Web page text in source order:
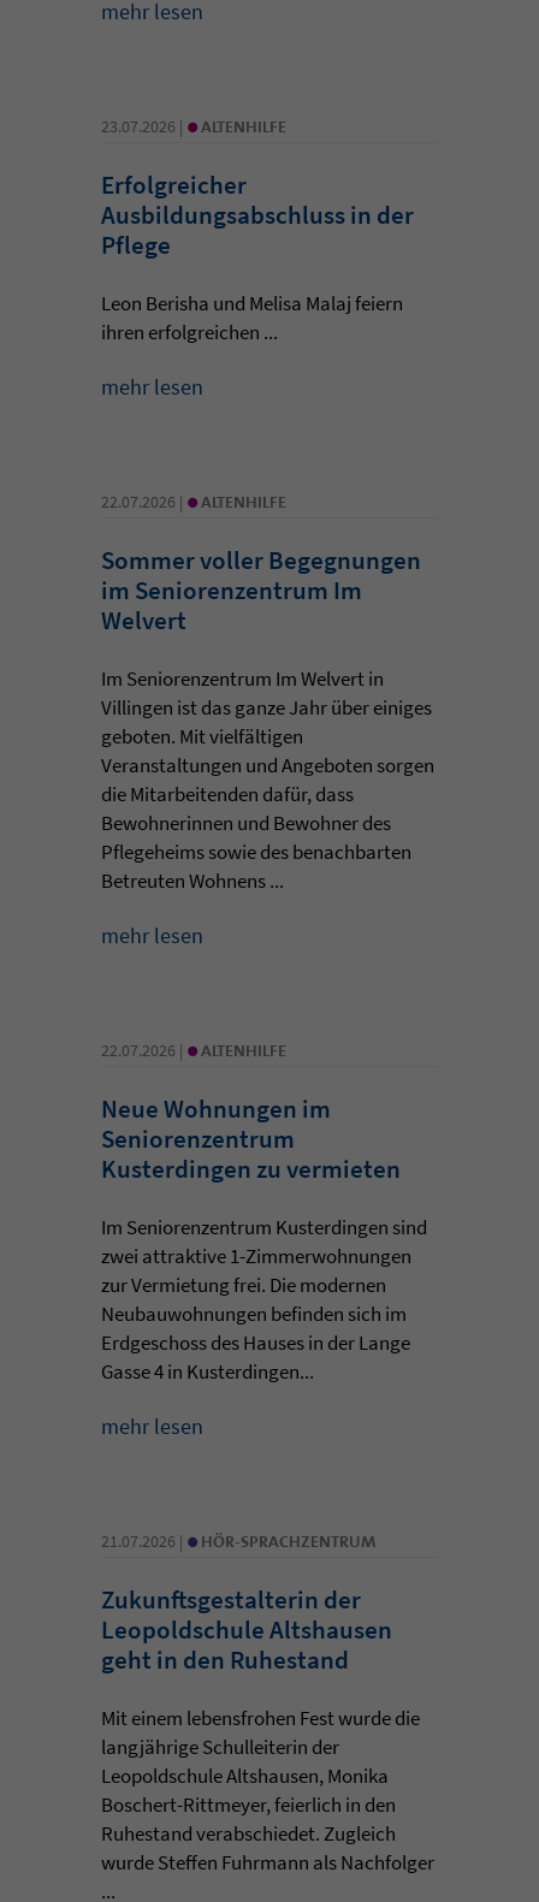
mehr lesen
23.07.2026 | • ALTENHILFE
Erfolgreicher
Ausbildungsabschluss in der
Pflege
Leon Berisha und Melisa Malaj feiern
ihren erfolgreichen ...
mehr lesen
22.07.2026 | • ALTENHILFE
Sommer voller Begegnungen
im Seniorenzentrum Im
Welvert
Im Seniorenzentrum Im Welvert in
Villingen ist das ganze Jahr über einiges
geboten. Mit vielfältigen
Veranstaltungen und Angeboten sorgen
die Mitarbeitenden dafür, dass
Bewohnerinnen und Bewohner des
Pflegeheims sowie des benachbarten
Betreuten Wohnens ...
mehr lesen
22.07.2026 | • ALTENHILFE
Neue Wohnungen im
Seniorenzentrum
Kusterdingen zu vermieten
Im Seniorenzentrum Kusterdingen sind
zwei attraktive 1-Zimmerwohnungen
zur Vermietung frei. Die modernen
Neubauwohnungen befinden sich im
Erdgeschoss des Hauses in der Lange
Gasse 4 in Kusterdingen...
mehr lesen
21.07.2026 | • HÖR-SPRACHZENTRUM
Zukunftsgestalterin der
Leopoldschule Altshausen
geht in den Ruhestand
Mit einem lebensfrohen Fest wurde die
langjährige Schulleiterin der
Leopoldschule Altshausen, Monika
Boschert-Rittmeyer, feierlich in den
Ruhestand verabschiedet. Zugleich
wurde Steffen Fuhrmann als Nachfolger
...